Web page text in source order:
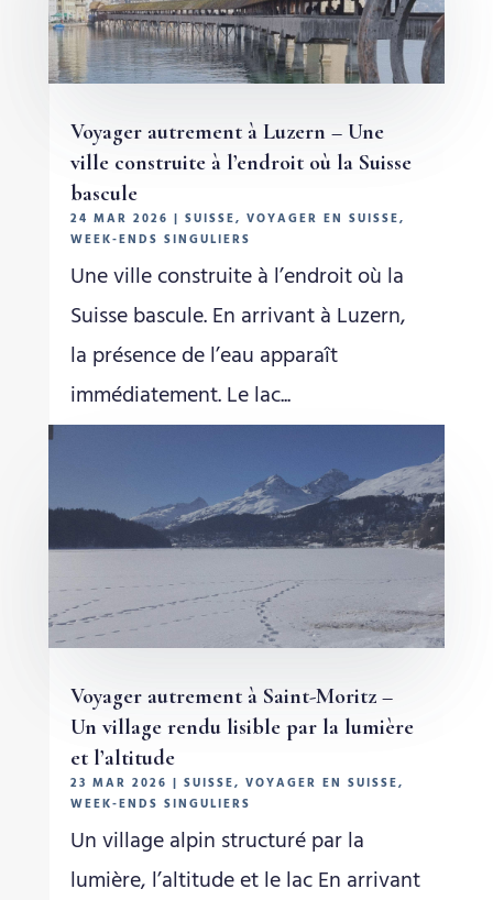
Voyager autrement à Luzern – Une
ville construite à l’endroit où la Suisse
bascule
24 MAR 2026 | SUISSE, VOYAGER EN SUISSE,
WEEK-ENDS SINGULIERS
Une ville construite à l’endroit où la
Suisse bascule. En arrivant à Luzern,
la présence de l’eau apparaît
immédiatement. Le lac...
Voyager autrement à Saint-Moritz –
Un village rendu lisible par la lumière
et l’altitude
23 MAR 2026 | SUISSE, VOYAGER EN SUISSE,
WEEK-ENDS SINGULIERS
Un village alpin structuré par la
lumière, l’altitude et le lac En arrivant